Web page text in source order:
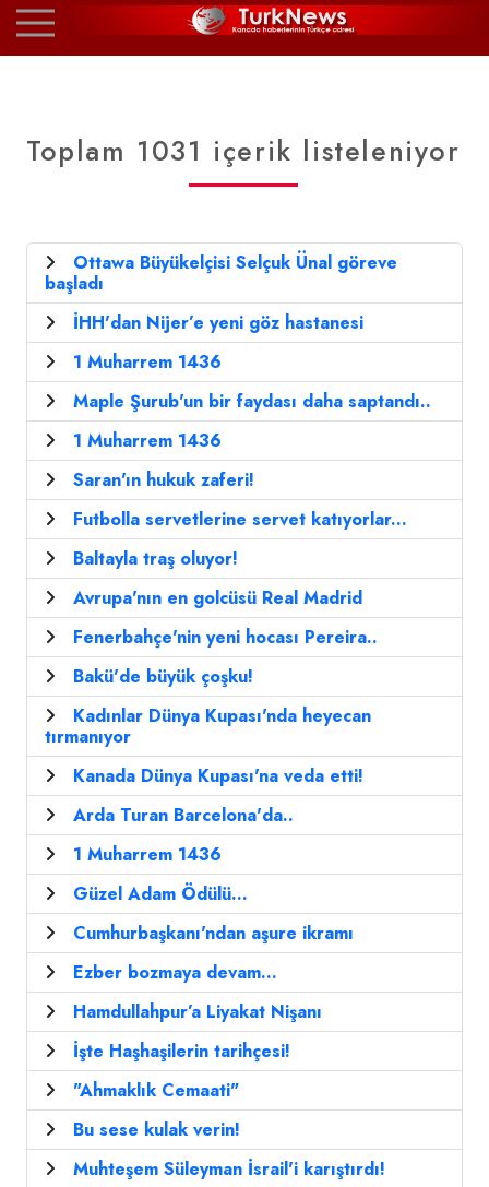
Toplam 1031 içerik listeleniyor
Ottawa Büyükelçisi Selçuk Ünal göreve
başladı
İHH'dan Nijer’e yeni göz hastanesi
1 Muharrem 1436
Maple Şurub'un bir faydası daha saptandı..
1 Muharrem 1436
Saran'ın hukuk zaferi!
Futbolla servetlerine servet katıyorlar...
Baltayla traş oluyor!
Avrupa'nın en golcüsü Real Madrid
Fenerbahçe'nin yeni hocası Pereira..
Bakü'de büyük çoşku!
Kadınlar Dünya Kupası'nda heyecan
tırmanıyor
Kanada Dünya Kupası'na veda etti!
Arda Turan Barcelona'da..
1 Muharrem 1436
Güzel Adam Ödülü...
Cumhurbaşkanı'ndan aşure ikramı
Ezber bozmaya devam...
Hamdullahpur’a Liyakat Nişanı
İşte Haşhaşilerin tarihçesi!
"Ahmaklık Cemaati"
Bu sese kulak verin!
Muhteşem Süleyman İsrail'i karıştırdı!